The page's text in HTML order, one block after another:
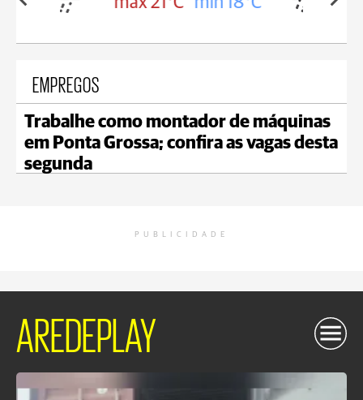
EMPREGOS
Trabalhe como montador de máquinas
em Ponta Grossa; confira as vagas desta
segunda
PUBLICIDADE
AREDEPLAY